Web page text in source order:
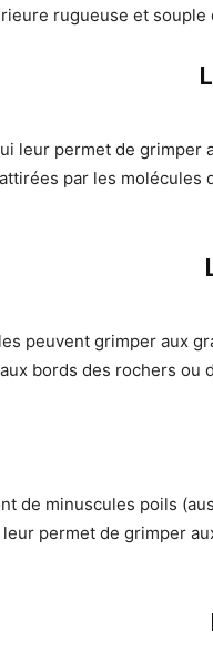
rugueuse et
leur permet de
par les
peuvent grimper aux
bords des rochers ou
de minuscules poils
permet de grimper